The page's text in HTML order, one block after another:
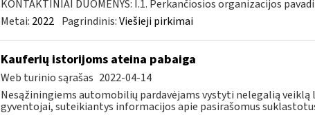
KONTAKTINIAI DUOMENYS: I.1. Perkančiosios organizacijos
Metai: 2022 Pagrindinis:Viešieji pirkimai
Kauferių istorijoms ateina pabaiga
Web turinio sąrašas 2022-04-14
Nesąžiningiems automobilių pardavėjams vystyti nelegalią
gyventojai, suteikiantys informacijos apie pasirašomus